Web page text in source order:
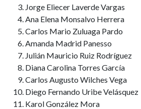
Jorge Eliecer Laverde Vargas
Ana Elena Monsalvo Herrera
Carlos Mario Zuluaga Pardo
Amanda Madrid Panesso
Julián Mauricio Ruiz Rodríguez
Diana Carolina Torres García
Carlos Augusto Wilches Vega
Diego Fernando Uribe Velásquez
Karol González Mora